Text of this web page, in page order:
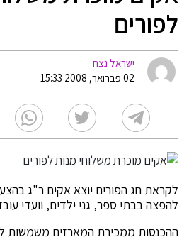
לפורים
ישראל נצח
02 פברואר, 2008 15:33
לקראת חג הפורים יוצא אקים ר"ג
להפצה בבתי ספר, גני ילדים, וועדי
ההכנסות ממכירת המארזים משמשות